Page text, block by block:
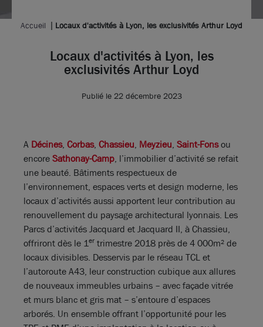
Accueil Locaux d'activités à Lyon, les exclusivités Arthur Loyd
Locaux d'activités à Lyon, les
exclusivités Arthur Loyd
Publié le 22 décembre 2023
A Décines, Corbas, Chassieu, Meyzieu, Saint-Fonsou
encoreSathonay-Camp, l’immobilier d’activité se refait
une beauté. Bâtiments respectueux de
l’environnement, espaces verts et design moderne, les
locaux d’activités aussi apportent leur contribution au
renouvellement du paysage architectural lyonnais. Les
Parcs d’activités Jacquard et Jacquard II, à Chassieu,
offriront dès le 1er trimestre 2018 près de 4 000m² de
locaux divisibles. Desservis par le réseau TCL et
l’autoroute A43, leur construction cubique aux allures
de nouveaux immeubles urbains – avec façade vitrée
et murs blanc et gris mat – s’entoure d’espaces
arborés. Un ensemble offrant l’opportunité pour les